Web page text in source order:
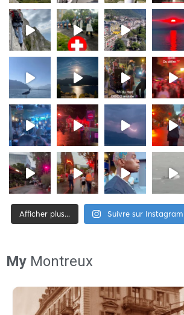
Afficher plus... Suivre sur Instagram
My Montreux